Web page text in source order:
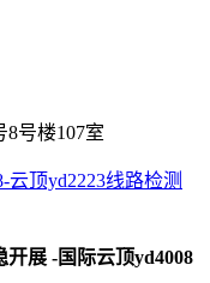
号楼107室
云顶yd2223线路检测
展 -国际云顶yd4008